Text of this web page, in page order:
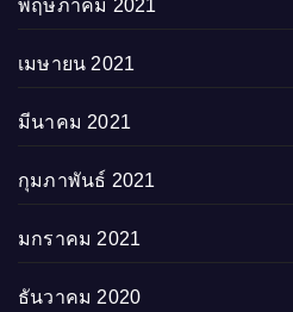
พฤษภาคม 2021
เมษายน 2021
มีนาคม 2021
กุมภาพันธ์ 2021
มกราคม 2021
ธันวาคม 2020